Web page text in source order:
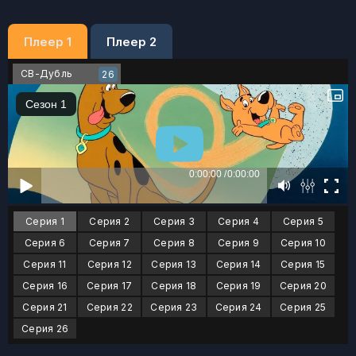
Плеер 1 Плеер 2
СВ-Дубль 26
Серия 1 Серия 2 Серия 3 Серия 4
Серия 5
Серия 6
Серия 7 Серия 8 Серия 9
Серия 10
Серия 11
Серия 12 Серия 13 Серия 14
Серия 15
Серия 16
Серия 17 Серия 18 Серия 19
Серия 20
Серия 21
Серия 22 Серия 23 Серия 24
Серия 25
Серия 26